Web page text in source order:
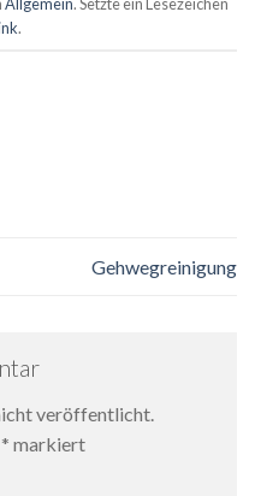
.
Gehwegreinigung
veröffentlicht.
* markiert